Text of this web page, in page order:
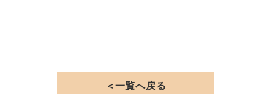
＜一覧へ戻る